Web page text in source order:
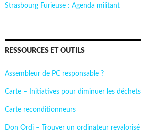
Strasbourg Furieuse : Agenda militant
RESSOURCES ET OUTILS
Assembleur de PC responsable ?
Carte – Initiatives pour diminuer les déchets
Carte reconditionneurs
Don Ordi – Trouver un ordinateur revalorisé